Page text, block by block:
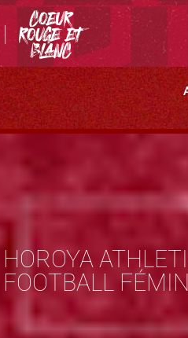
HOROYA
FOOTBALL